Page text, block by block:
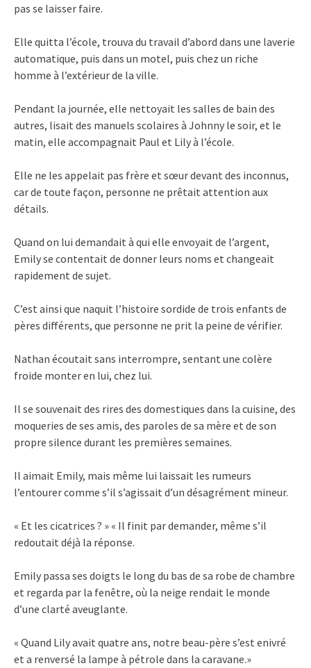
pas se laisser faire.
Elle quitta l’école, trouva du travail d’abord dans une laverie
automatique, puis dans un motel, puis chez un riche
homme à l’extérieur de la ville.
Pendant la journée, elle nettoyait les salles de bain des
autres, lisait des manuels scolaires à Johnny le soir, et le
matin, elle accompagnait Paul et Lily à l’école.
Elle ne les appelait pas frère et sœur devant des inconnus,
car de toute façon, personne ne prêtait attention aux
détails.
Quand on lui demandait à qui elle envoyait de l’argent,
Emily se contentait de donner leurs noms et changeait
rapidement de sujet.
C’est ainsi que naquit l’histoire sordide de trois enfants de
pères différents, que personne ne prit la peine de vérifier.
Nathan écoutait sans interrompre, sentant une colère
froide monter en lui, chez lui.
Il se souvenait des rires des domestiques dans la cuisine, des
moqueries de ses amis, des paroles de sa mère et de son
propre silence durant les premières semaines.
Il aimait Emily, mais même lui laissait les rumeurs
l’entourer comme s’il s’agissait d’un désagrément mineur.
« Et les cicatrices ? » « Il finit par demander, même s’il
redoutait déjà la réponse.
Emily passa ses doigts le long du bas de sa robe de chambre
et regarda par la fenêtre, où la neige rendait le monde
d’une clarté aveuglante.
« Quand Lily avait quatre ans, notre beau-père s’est enivré
et a renversé la lampe à pétrole dans la caravane.»